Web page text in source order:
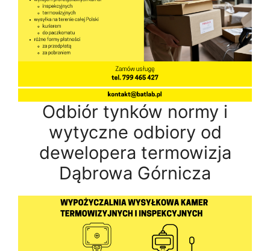
Odbiór tynków normy i
wytyczne odbiory od
dewelopera termowizja
Dąbrowa Górnicza